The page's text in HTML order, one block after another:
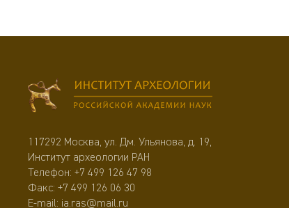
117292 Москва, ул. Дм. Ульянова, д. 19,
Институт археологии РАН
Телефон: +7 499 126 47 98
Факс: +7 499 126 06 30
E-mail: ia.ras@mail.ru